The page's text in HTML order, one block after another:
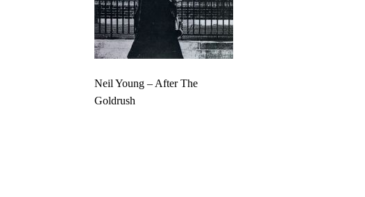
Neil Young – After The
Goldrush